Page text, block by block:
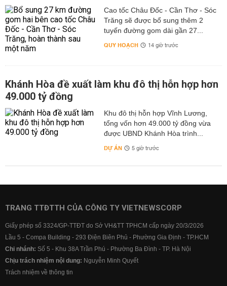
Cao tốc Châu Đốc - Cần Thơ - Sóc
Trăng sẽ được bổ sung thêm 2
tuyến đường gom dài gần 27...
QUY HOẠCH 14 giờ trước
Khánh Hòa đề xuất làm khu đô thị hỗn hợp hơn
49.000 tỷ đồng
Khu đô thị hỗn hợp Vĩnh Lương,
tổng vốn hơn 49.000 tỷ đồng vừa
được UBND Khánh Hòa trình...
DỰ ÁN 5 giờ trước
TRANG TTĐTTH CỦA CÔNG TY VIETNEWSCORP
Giấy phép số 3324/GP-TTĐT do Sở VH&TT TPHCM cấp ngày 20/3/2026
Lầu 5 - Compa Building - 293 Điện Biên Phủ - Phường Gia Định - TP.HCM
Chi nhánh: Số 5 - Khu 38A Trần Phú - Phường Ba Đình - TP. Hà Nội
Chịu trách nhiệm nội dung: Nguyễn Minh Quyết
Trách nhiệm về thông tin